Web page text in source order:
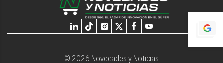
© 2026 Novedades y Noticias